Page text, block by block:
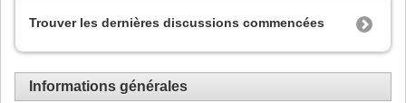
Trouver les dernières discussions commencées
Informations générales